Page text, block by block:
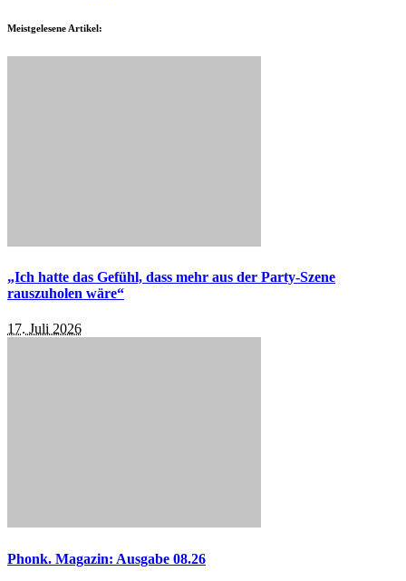
Meistgelesene Artikel:
„Ich hatte das Gefühl, dass mehr aus der Party-Szene
rauszuholen wäre“
17. Juli 2026
Phonk. Magazin: Ausgabe 08.26